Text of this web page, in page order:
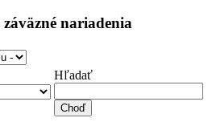
záväzné nariadenia
Hľadať